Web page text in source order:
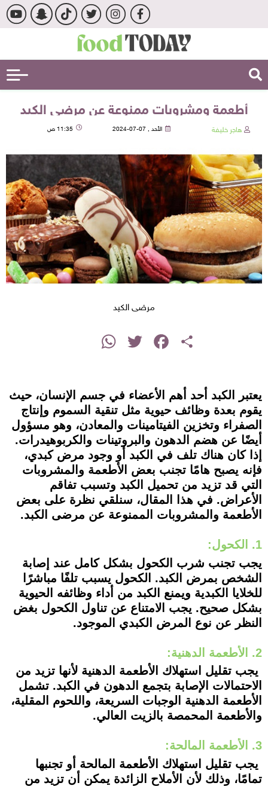
أطعمة ومشروبات ممنوعة عن مرضى الكبد
هاجر خليفة الأحد , 07-07-2024 11:35 ص
مرضى الكبد
Share
Facebook
Twitter
WhatsApp
يعتبر الكبد أحد أهم الأعضاء في جسم الإنسان، حيث
يقوم بعدة وظائف حيوية مثل تنقية السموم وإنتاج
الصفراء وتخزين الفيتامينات والمعادن، وهو مسؤول
أيضًا عن هضم الدهون والبروتينات والكربوهيدرات.
إذا كان هناك تلف في الكبد أو وجود مرض كبدي،
فإنه يصبح هامًا تجنب بعض الأطعمة والمشروبات
التي قد تزيد من تحميل الكبد وتسبب تفاقم
الأعراض. في هذا المقال، سنلقي نظرة على بعض
الأطعمة والمشروبات الممنوعة عن مرضى الكبد.
1. الكحول:
يجب تجنب شرب الكحول بشكل كامل عند إصابة
الشخص بمرض الكبد. الكحول يسبب تلفًا مباشرًا
للخلايا الكبدية ويمنع الكبد من أداء وظائفه الحيوية
بشكل صحيح. يجب الامتناع عن تناول الكحول بغض
النظر عن نوع المرض الكبدي الموجود.
2. الأطعمة الدهنية:
يجب تقليل استهلاك الأطعمة الدهنية لأنها تزيد من
الاحتمالات الإصابة بتجمع الدهون في الكبد. تشمل
الأطعمة الدهنية الوجبات السريعة، واللحوم المقلية،
والأطعمة المحمصة بالزيت العالي.
3. الأطعمة المالحة:
يجب تقليل استهلاك الأطعمة المالحة أو تجنبها
تمامًا، وذلك لأن الأملاح الزائدة يمكن أن تزيد من